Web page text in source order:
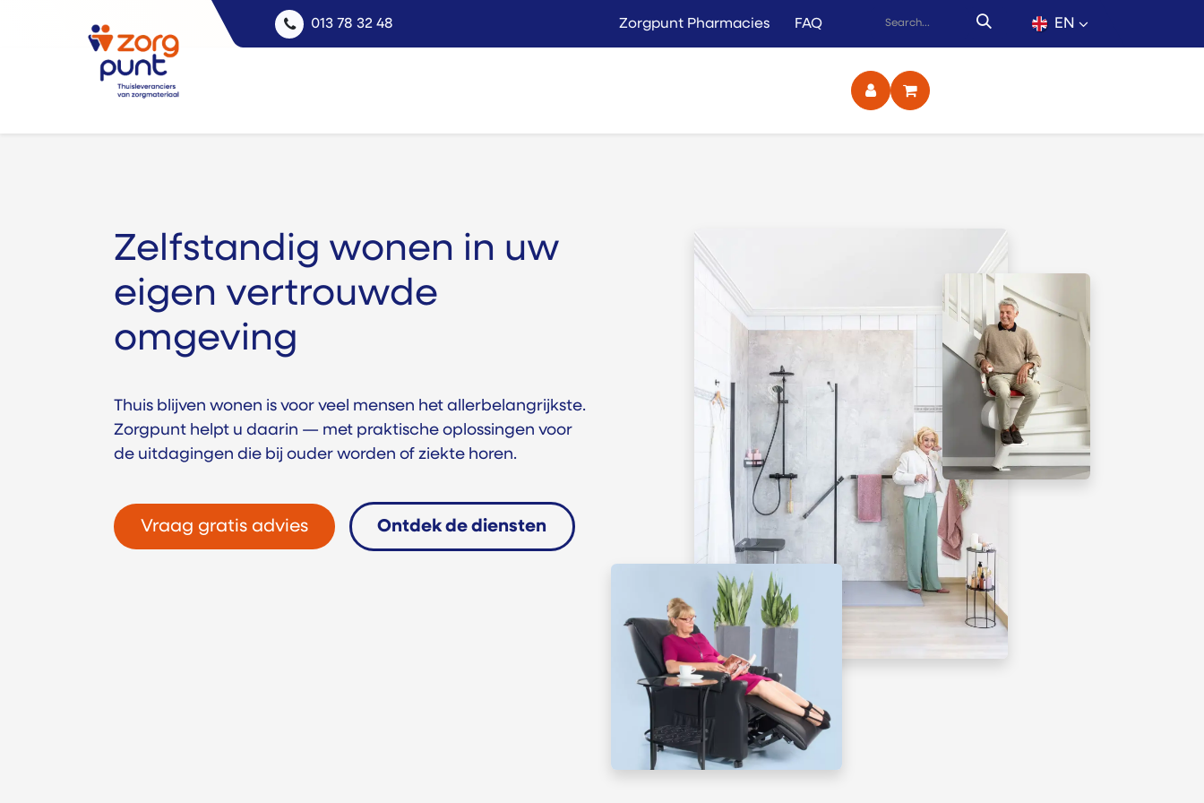
013 78 32 48 Zorgpunt Pharmacies FAQ EN
Zelfstandig wonen in uw
eigen vertrouwde
omgeving
Thuis blijven wonen is voor veel mensen het allerbelangrijkste.
Zorgpunt helpt u daarin — met praktische oplossingen voor
de uitdagingen die bij ouder worden of ziekte horen.
Vraag gratis advies Ontdek de diensten